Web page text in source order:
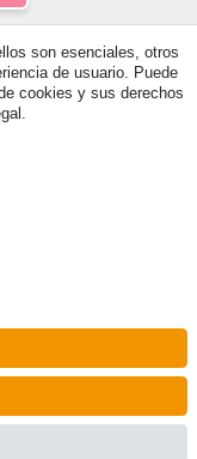
son esenciales, otros
de usuario. Puede
cookies y sus derechos